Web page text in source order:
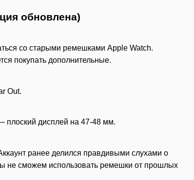
обновлена)
со старыми ремешками Apple Watch.
покупать дополнительные.
Out.
плоский дисплей на 47-48 мм.
ранее делился правдивыми слухами о
не сможем использовать ремешки от прошлых